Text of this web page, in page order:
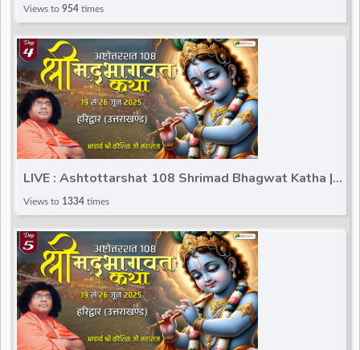
Kaushik Ji Maharaj | Haridwar (Uttarakhand) | Day 3
Views to 954 times
LIVE : Ashtottarshat 108 Shrimad Bhagwat Katha |
Kaushik Ji Maharaj | Haridwar (Uttarakhand) | Day 4
Views to 1334 times